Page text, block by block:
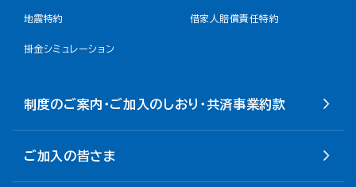
地震特約 借家人賠償責任特約
掛金シミュレーション
制度のご案内・ご加入のしおり・共済事業約款
ご加入の皆さま